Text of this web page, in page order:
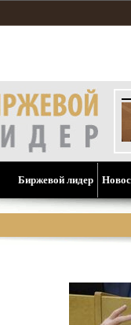
Биржевой лидер